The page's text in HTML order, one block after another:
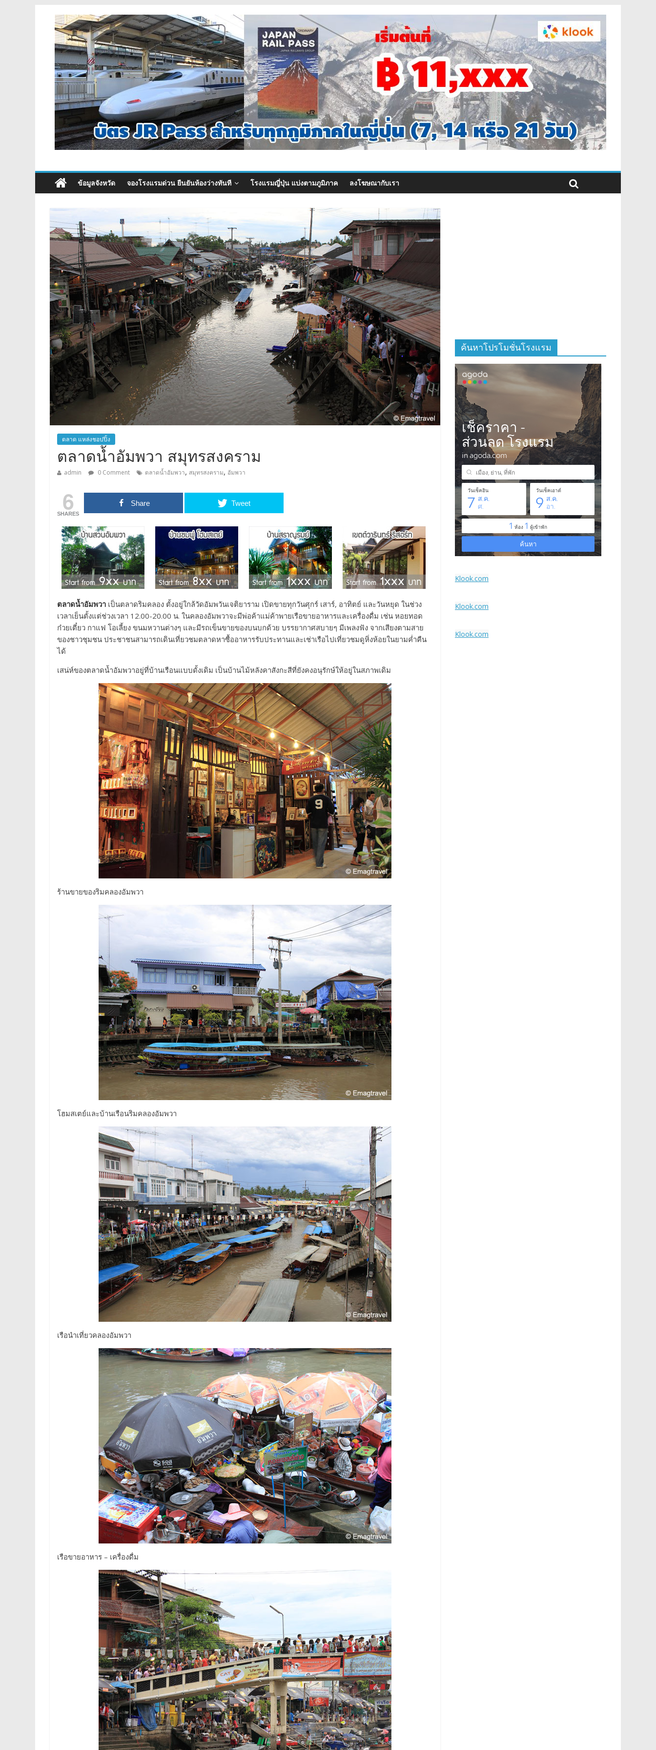
ข้อมูลจังหวัด จองโรงแรมด่วน ยืนยันห้องว่างทันที โรงแรมญี่ปุ่น แบ่งตามภูมิภาค ลงโฆษณากับเรา
ตลาด แหล่งชอปปิ้ง
ตลาดน้ำอัมพวา สมุทรสงคราม
admin 0 Comment ตลาดน้ำอัมพวา, สมุทรสงคราม, อัมพวา
6
SHARES
Share Tweet
ตลาดน้ำอัมพวา เป็นตลาดริมคลอง ตั้งอยู่ใกล้วัดอัมพวันเจติยาราม เปิดขายทุกวันศุกร์ เสาร์, อาทิตย์ และวันหยุด ในช่วง
เวลาเย็นตั้งแต่ช่วงเวลา 12.00-20.00 น. ในคลองอัมพวาจะมีพ่อค้าแม่ค้าพายเรือขายอาหารและเครื่องดื่ม เช่น หอยทอด
ก๋วยเตี๋ยว กาแฟ โอเลี้ยง ขนมหวานต่างๆ และมีรถเข็นขายของบนบกด้วย บรรยากาศสบายๆ มีเพลงฟัง จากเสียงตามสาย
ของชาวชุมชน ประชาชนสามารถเดินเที่ยวชมตลาดหาซื้ออาหารรับประทานและเช่าเรือไปเที่ยวชมดูหิ่งห้อยในยามค่ำคืน
ได้
เสน่ห์ของตลาดน้ำอัมพวาอยู่ที่บ้านเรือนแบบดั้งเดิม เป็นบ้านไม้หลังคาสังกะสีที่ยังคงอนุรักษ์ให้อยู่ในสภาพเดิม
ร้านขายของริมคลองอัมพวา
โฮมสเตย์และบ้านเรือนริมคลองอัมพวา
เรือนำเที่ยวคลองอัมพวา
เรือขายอาหาร – เครื่องดื่ม
ค้นหาโปรโมชั่นโรงแรม
Klook.com
Klook.com
Klook.com